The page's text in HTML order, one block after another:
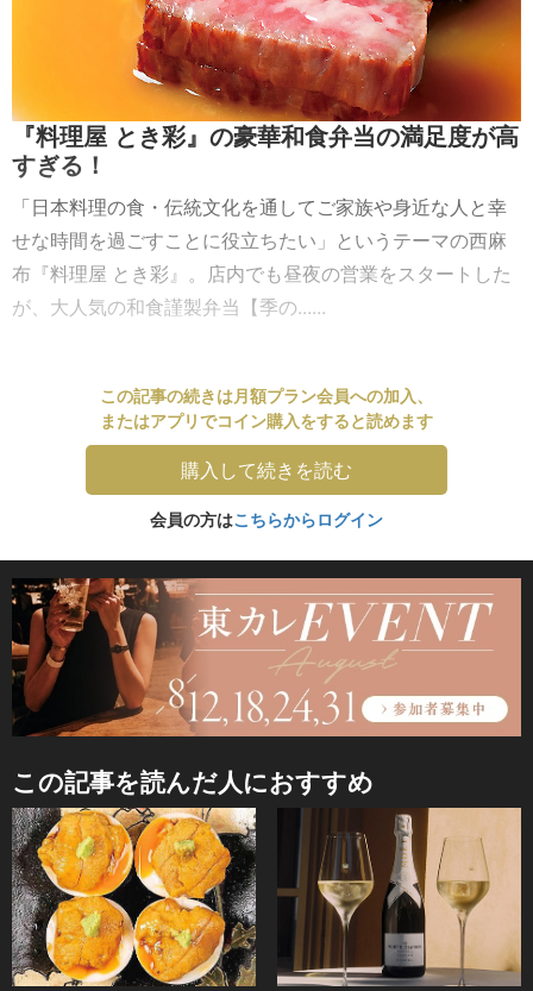
『料理屋 とき彩』の豪華和食弁当の満足度が高
すぎる！
「日本料理の食・伝統文化を通してご家族や身近な人と幸
せな時間を過ごすことに役立ちたい」というテーマの西麻
布『料理屋 とき彩』。店内でも昼夜の営業をスタートした
が、大人気の和食謹製弁当【季の......
この記事の続きは月額プラン会員への加入、
またはアプリでコイン購入をすると読めます
購入して続きを読む
会員の方はこちらからログイン
この記事を読んだ人におすすめ